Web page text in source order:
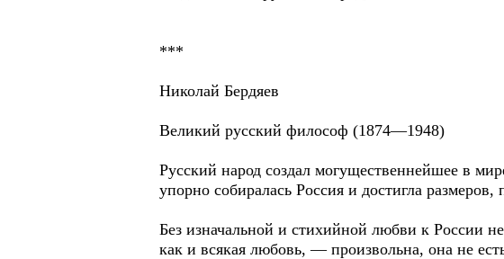
***
Николай Бердяев
Великий русский философ (1874—1948)
Русский народ создал могущественнейшее в
упорно собиралась Россия и достигла
Без изначальной и стихийной любви к России
как и всякая любовь, — произвольна, она не